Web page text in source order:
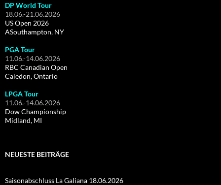
DP World Tour
18.06.-21.06.2026
US Open 2026
ASouthampton, NY
PGA Tour
11.06.-14.06.2026
RBC Canadian Open
Caledon, Ontario
LPGA Tour
11.06.-14.06.2026
Dow Championship
Midland, MI
NEUESTE BEITRÄGE
Saisonabschluss La Galiana 18.06.2026